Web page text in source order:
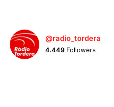
@radio_tordera
4.449 Followers